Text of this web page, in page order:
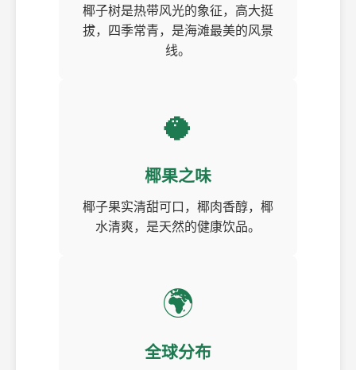
椰子树是热带风光的象征，高大挺
拔，四季常青，是海滩最美的风景
线。
🥥
椰果之味
椰子果实清甜可口，椰肉香醇，椰
水清爽，是天然的健康饮品。
🌍
全球分布